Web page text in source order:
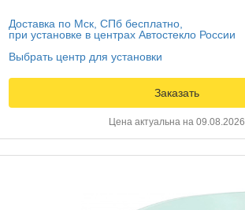
Доставка по Мск, СПб бесплатно,
при установке в центрах Автостекло России
Выбрать центр для установки
Заказать
Цена актуальна на 09.08.2026